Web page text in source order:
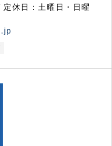
休日：土曜日・日曜